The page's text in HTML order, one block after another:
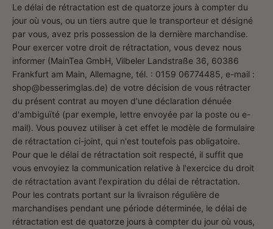
Le délai de rétractation est de quatorze jours à compter du
jour où vous, ou un tiers autre que le transporteur et désigné
par vous, avez pris possession de la dernière marchandise.
Pour exercer votre droit de rétractation, vous devez nous
informer (MainTea GmbH, Vilbeler Landstraße 36, 60386
Frankfurt am Main, Allemagne, tél. : 0159 06774485, e-mail :
shop@besserimglas.de) de votre décision de vous rétracter
du présent contrat au moyen d'une déclaration dénuée
d'ambiguïté (par exemple, lettre envoyée par la poste ou e-
mail). Vous pouvez utiliser à cet effet le modèle de formulaire
de rétractation ci-joint, qui n'est toutefois pas obligatoire.
Pour que le délai de rétractation soit respecté, il suffit que
vous envoyiez la communication relative à l'exercice du droit
de rétractation avant l'expiration du délai de rétractation.
Pour les contrats portant sur la livraison régulière de
marchandises pendant une période déterminée, le délai de
rétractation est de quatorze jours à compter du jour où vous,